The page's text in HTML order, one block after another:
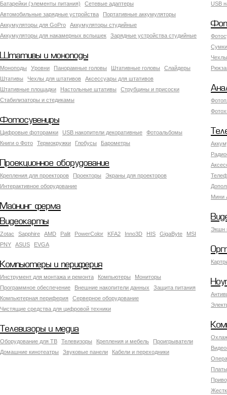
Батарейки (элементы питания)
Сетевые адаптеры
Автомобильные зарядные устройства
Портативные аккумуляторы
Аккумуляторы для GoPro
Аккумуляторы студийные
Аккумуляторы для накамерных вспышек
Зарядные устройства студийные
USB
Штативы и моноподы
Моноподы Уровни Панорамные головы Штативные головы
Слайдеры
Штативы
Чехлы для штативов
Аксессуары для штативов
Штативные площадки
Настольные штативы
Струбцины и присоски
Стабилизаторы и стедикамы
Фотосувениры
Цифровые фоторамки USB накопители декоративные
Фотоальбомы
Книги о Фото
Термокружки Глобусы Барометры
Мини
Проекционное оборудование
Крепления для проекторов Проекторы
Экраны для проекторов
Интерактивное оборудование
Майнинг ферма
Экшн
Видеокарты
Zotac Sapphire AMD Palit PowerColor KFA2 Inno3D HIS GigaByte
MSI
PNY
ASUS EVGA
Компьютеры и периферия
Инструмент для монтажа и ремонта Компьютеры
Мониторы
Программное обеспечение
Внешние накопители данных
Защита питания
Компьютерная периферия
Серверное оборудование
Чистящие средства для цифровой техники
Телевизоры и медиа
Оборудование для ТВ Телевизоры Крепления и мебель
Проигрыватели
Домашние кинотеатры
Звуковые панели Кабели и переходники